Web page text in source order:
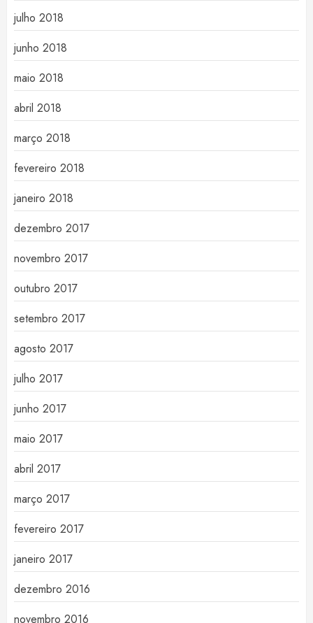
julho 2018
junho 2018
maio 2018
abril 2018
março 2018
fevereiro 2018
janeiro 2018
dezembro 2017
novembro 2017
outubro 2017
setembro 2017
agosto 2017
julho 2017
junho 2017
maio 2017
abril 2017
março 2017
fevereiro 2017
janeiro 2017
dezembro 2016
novembro 2016